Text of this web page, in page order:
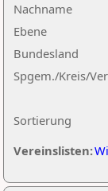
Nachname
Ebene
Sortierung
Bundesland
Spgem./Kreis/
Vereinslisten: